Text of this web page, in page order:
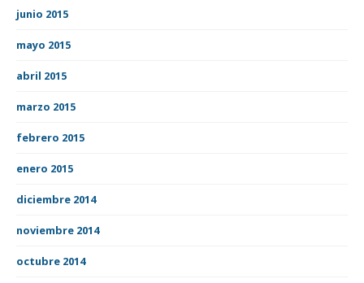
junio 2015
mayo 2015
abril 2015
marzo 2015
febrero 2015
enero 2015
diciembre 2014
noviembre 2014
octubre 2014